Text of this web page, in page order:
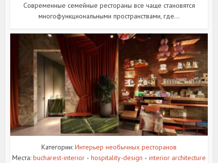
Современные семейные рестораны все чаще становятся
многофункциональными пространствами, где...
Категории: Интерьер необычных ресторанов
Места: bucharest-interior • hospitality-design • interior architecture